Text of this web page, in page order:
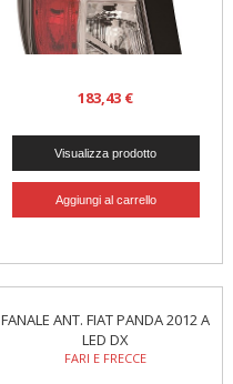
183,43 €
FANALE ANT. FIAT PANDA 2012 A
LED DX
FARI E FRECCE